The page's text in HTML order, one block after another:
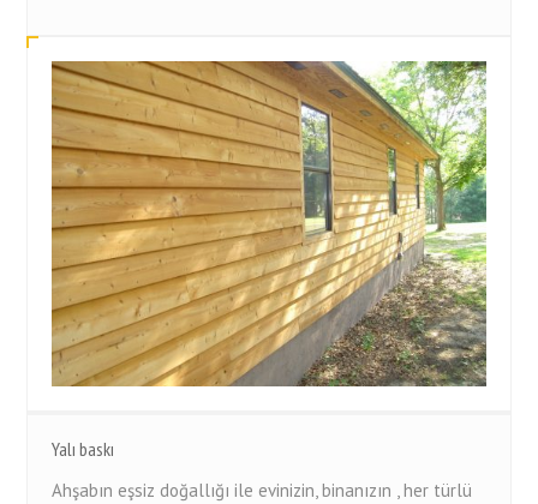
Yalı baskı
Ahşabın eşsiz doğallığı ile evinizin, binanızın , her türlü